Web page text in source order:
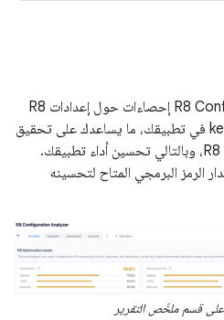
تقدّم أداة R8 Configuration Analyzer إحصاءات حول إعدادات R8
في تطبيقك وتأثير كل قاعدة keep في تطبيقك، ما يساعدك على تحقيق
أقصى قدر من التحسين من خلال R8، وبالتالي تحسين أداء تطبيقك.
الرمز البرمجي المتاح لتحسينه
قسم ملخّص التقرير